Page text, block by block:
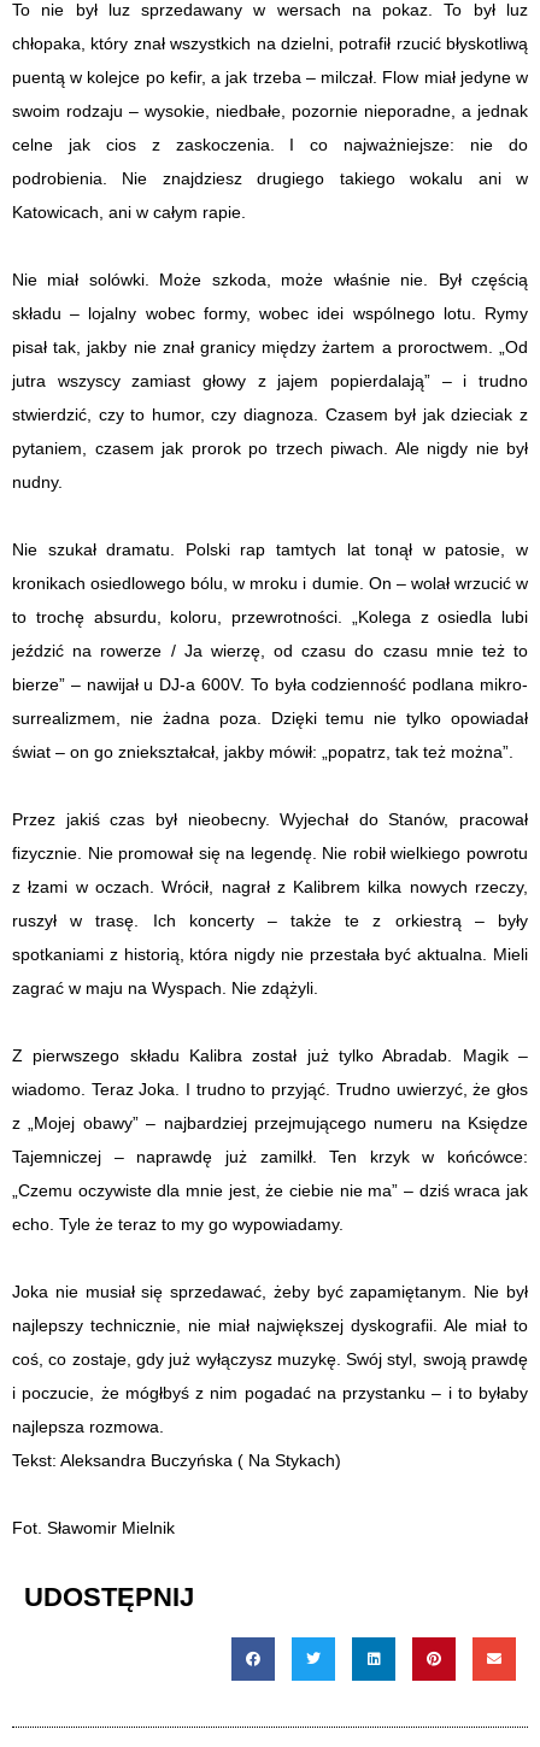
To nie był luz sprzedawany w wersach na pokaz. To był luz
chłopaka, który znał wszystkich na dzielni, potrafił rzucić błyskotliwą
puentą w kolejce po kefir, a jak trzeba – milczał. Flow miał jedyne w
swoim rodzaju – wysokie, niedbałe, pozornie nieporadne, a jednak
celne jak cios z zaskoczenia. I co najważniejsze: nie do
podrobienia. Nie znajdziesz drugiego takiego wokalu ani w
Katowicach, ani w całym rapie.
Nie miał solówki. Może szkoda, może właśnie nie. Był częścią
składu – lojalny wobec formy, wobec idei wspólnego lotu. Rymy
pisał tak, jakby nie znał granicy między żartem a proroctwem. „Od
jutra wszyscy zamiast głowy z jajem popierdalają” – i trudno
stwierdzić, czy to humor, czy diagnoza. Czasem był jak dzieciak z
pytaniem, czasem jak prorok po trzech piwach. Ale nigdy nie był
nudny.
Nie szukał dramatu. Polski rap tamtych lat tonął w patosie, w
kronikach osiedlowego bólu, w mroku i dumie. On – wolał wrzucić w
to trochę absurdu, koloru, przewrotności. „Kolega z osiedla lubi
jeździć na rowerze / Ja wierzę, od czasu do czasu mnie też to
bierze” – nawijał u DJ-a 600V. To była codzienność podlana mikro-
surrealizmem, nie żadna poza. Dzięki temu nie tylko opowiadał
świat – on go zniekształcał, jakby mówił: „popatrz, tak też można”.
Przez jakiś czas był nieobecny. Wyjechał do Stanów, pracował
fizycznie. Nie promował się na legendę. Nie robił wielkiego powrotu
z łzami w oczach. Wrócił, nagrał z Kalibrem kilka nowych rzeczy,
ruszył w trasę. Ich koncerty – także te z orkiestrą – były
spotkaniami z historią, która nigdy nie przestała być aktualna. Mieli
zagrać w maju na Wyspach. Nie zdążyli.
Z pierwszego składu Kalibra został już tylko Abradab. Magik –
wiadomo. Teraz Joka. I trudno to przyjąć. Trudno uwierzyć, że głos
z „Mojej obawy” – najbardziej przejmującego numeru na Księdze
Tajemniczej – naprawdę już zamilkł. Ten krzyk w końcówce:
„Czemu oczywiste dla mnie jest, że ciebie nie ma” – dziś wraca jak
echo. Tyle że teraz to my go wypowiadamy.
Joka nie musiał się sprzedawać, żeby być zapamiętanym. Nie był
najlepszy technicznie, nie miał największej dyskografii. Ale miał to
coś, co zostaje, gdy już wyłączysz muzykę. Swój styl, swoją prawdę
i poczucie, że mógłbyś z nim pogadać na przystanku – i to byłaby
najlepsza rozmowa.
Tekst: Aleksandra Buczyńska ( Na Stykach)
Fot. Sławomir Mielnik
UDOSTĘPNIJ